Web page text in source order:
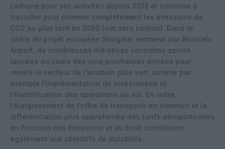
carbone pour ses activités depuis 2018 et continue à
travailler pour éliminer complètement les émissions de
CO2 au plus tard en 2050 (net zero carbon). Dans le
cadre du projet européen Stargate, emmené par Brussels
Airport, de nombreuses initiatives concrètes seront
lancées au cours des cinq prochaines années pour
rendre le secteur de l’aviation plus vert, comme par
exemple l’implémentation de biokérosène et
l’électrification des opérations au sol. En outre,
l’élargissement de l’offre de transports en commun et la
différenciation plus approfondie des tarifs aéroportuaires
en fonction des émissions et du bruit contribuent
également aux objectifs de durabilité.